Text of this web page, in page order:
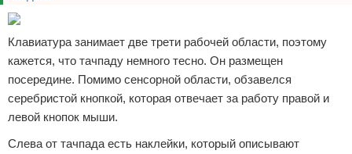
Клавиатура занимает две трети рабочей области, поэтому
кажется, что тачпаду немного тесно. Он размещен
посередине. Помимо сенсорной области, обзавелся
серебристой кнопкой, которая отвечает за работу правой и
левой кнопок мыши.
Слева от тачпада есть наклейки, который описывают